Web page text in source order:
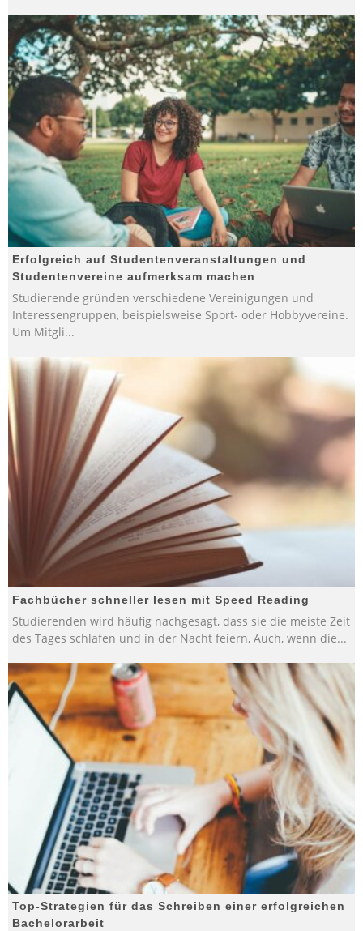
Erfolgreich auf Studentenveranstaltungen und
Studentenvereine aufmerksam machen
Studierende gründen verschiedene Vereinigungen und
Interessengruppen, beispielsweise Sport- oder Hobbyvereine.
Um Mitgli...
Fachbücher schneller lesen mit Speed Reading
Studierenden wird häufig nachgesagt, dass sie die meiste Zeit
des Tages schlafen und in der Nacht feiern, Auch, wenn die...
Top-Strategien für das Schreiben einer erfolgreichen
Bachelorarbeit